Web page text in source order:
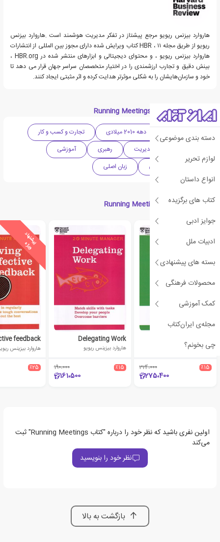
دسته بندی موضوعی
لوازم تحریر
انواع داستان
کتاب های برگزیده
جوایز ادبی
ادبیات ملل
بسته های پیشنهادی
محصولات فرهنگی
کمک آموزشی
مجله‌ی ایران‌کتاب
چی بخونم؟
هاروارد بیزنس ریویو مرجع پیشتاز در تفکر مدیریت هوشمند است .هاروارد بیزنس
ریویو از طریق مجله HBR ، ۱۱ کتاب ویرایش شده دارای مجوز بین المللی از انتشارات
هاروارد بیزنس ریویو ، و محتوای دیجیتالی و ابزارهای منتشر شده در HBR.org ،
بینش دقیق و تجارب ارزشمندی را در اختیار متخصصان سراسر جهان قرار می دهد تا
خود و سازمان‌هایشان را به شکلی موثرتر هدایت کرده و اثر مثبتی ایجاد کنند.
دسته بندی های کتاب Running Meetings
دهه 2010 میلادی
تجارت و کسب و کار
مدیریت رهبری
آموزشی
آموزش زبان انگلیسی
زبان اصلی
کتاب های مرتبط با Running Meetings
هاروارد بیزینس ریویو
٪15 324،000
275،400
Delegating Work
هاروارد بیزینس ریویو
٪15 190،000
161،500
پ
ی
ش
ن
ه
ا
د
و
ی
ژ
ه
هاروارد بیزینس
٪25
اولین نفری باشید که نظر خود را درباره "کتاب Running Meetings" ثبت
می‌کند
نظر خود را بنویسید
بازگشت به بالا